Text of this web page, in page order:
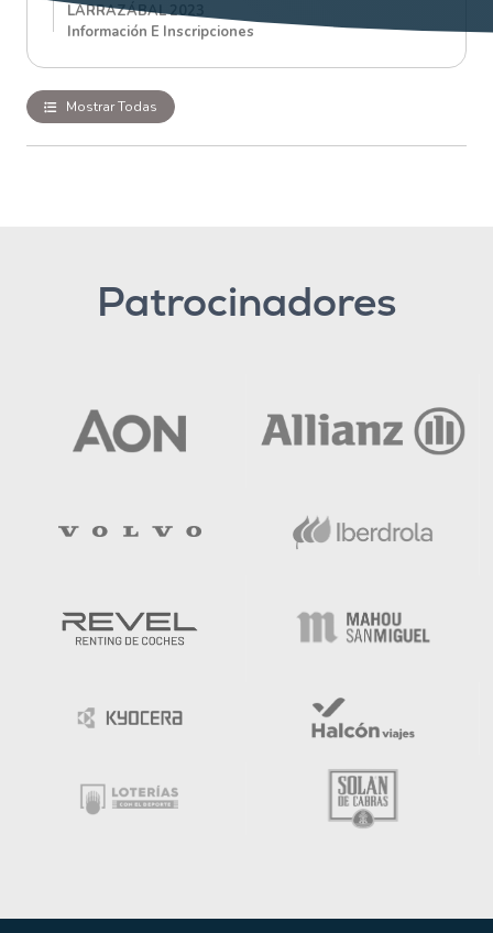
LARRAZÁBAL 2023
Información E Inscripciones
Mostrar Todas
Patrocinadores